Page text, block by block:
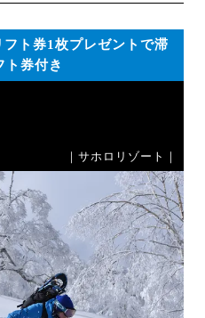
ト券1枚プレゼントで滞
ト券付き
｜サホロリゾート｜